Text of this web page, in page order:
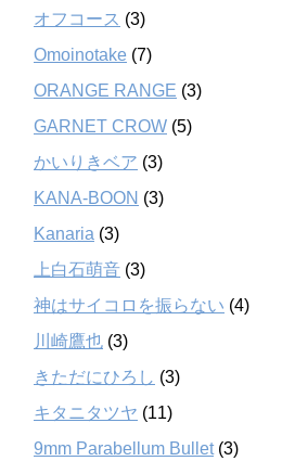
オフコース (3)
Omoinotake (7)
ORANGE RANGE (3)
GARNET CROW (5)
かいりきベア (3)
KANA-BOON (3)
Kanaria (3)
上白石萌音 (3)
神はサイコロを振らない (4)
川崎鷹也 (3)
きただにひろし (3)
キタニタツヤ (11)
9mm Parabellum Bullet(3)